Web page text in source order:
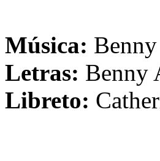
Música:
Letras: Benny
Libreto: